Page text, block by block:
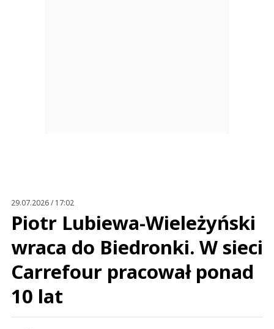
29.07.2026 / 17:02
Piotr Lubiewa-Wieleżyński
wraca do Biedronki. W sieci
Carrefour pracował ponad
10 lat